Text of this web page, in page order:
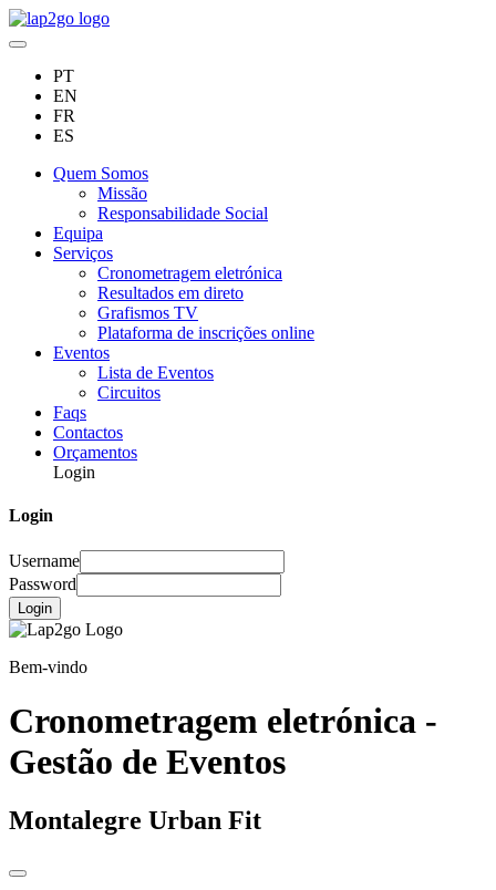
PT
EN
FR
ES
Quem Somos
Missão
Responsabilidade Social
Equipa
Serviços
Cronometragem eletrónica
Resultados em direto
Grafismos TV
Plataforma de inscrições online
Eventos
Lista de Eventos
Circuitos
Faqs
Contactos
Orçamentos
Login
Login
Username
Password
Login
Bem-vindo
Cronometragem eletrónica -
Gestão de Eventos
Montalegre Urban Fit